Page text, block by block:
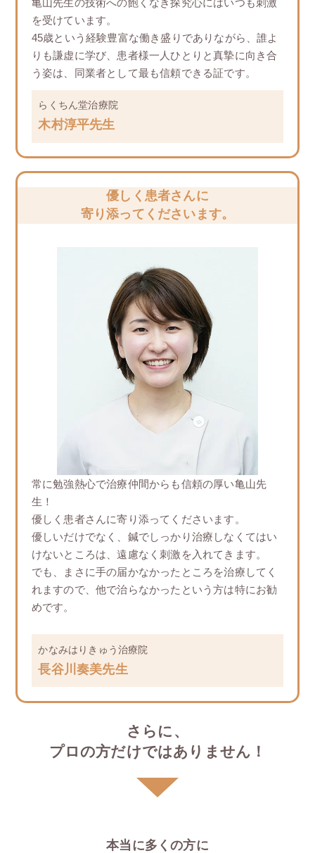
を受けています。
45歳という経験豊富な働き盛りでありながら、誰よ
りも謙虚に学び、患者様一人ひとりと真摯に向き合
う姿は、同業者として最も信頼できる証です。
らくちん堂治療院
木村淳平先生
優しく患者さんに
寄り添ってくださいます。
常に勉強熱心で治療仲間からも信頼の厚い⻲山先
生！
優しく患者さんに寄り添ってくださいます。
優しいだけでなく、鍼でしっかり治療しなくてはい
けないところは、遠慮なく刺激を入れてきます。
でも、まさに手の届かなかったところを治療してく
れますので、他で治らなかったという方は特にお勧
めです。
かなみはりきゅう治療院
⻑谷川奏美先生
さらに、
プロの方だけではありません！
本当に多くの方に